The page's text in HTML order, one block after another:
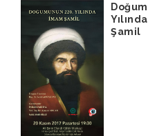
Şamil